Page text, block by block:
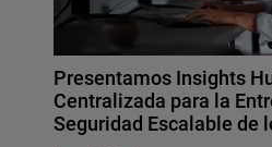
Presentamos Insights
Centralizada para la
Seguridad Escalable de